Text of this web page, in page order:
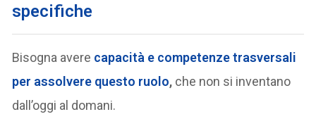
specifiche
Bisogna avere capacità e competenze trasversali
per assolvere questo ruolo, che non si inventano
dall’oggi al domani.